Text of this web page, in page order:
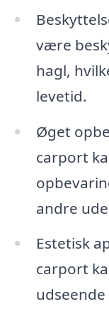
være
hagl,
levetid.
Øget
carport
andre
Estetisk
carport